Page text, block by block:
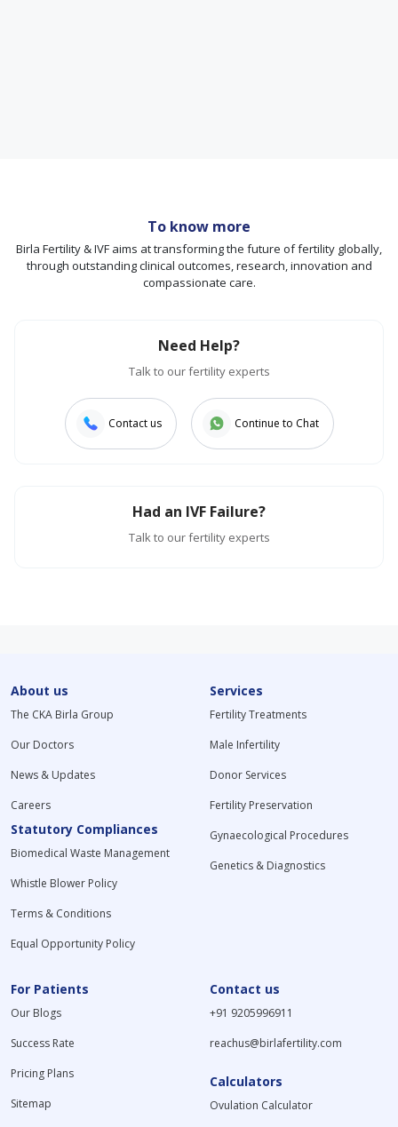
To know more
Birla Fertility & IVF aims at transforming the future of fertility globally,
through outstanding clinical outcomes, research, innovation and
compassionate care.
Need Help?
Talk to our fertility experts
Contact us Continue to Chat
Had an IVF Failure?
Talk to our fertility experts
About us
The CKA Birla Group
Our Doctors
News & Updates
Careers
Statutory Compliances
Biomedical Waste Management
Whistle Blower Policy
Terms & Conditions
Equal Opportunity Policy
Services
Fertility Treatments
Male Infertility
Donor Services
Fertility Preservation
Gynaecological Procedures
Genetics & Diagnostics
For Patients
Our Blogs
Success Rate
Pricing Plans
Sitemap
Contact us
+91 9205996911
reachus@birlafertility.com
Calculators
Ovulation Calculator